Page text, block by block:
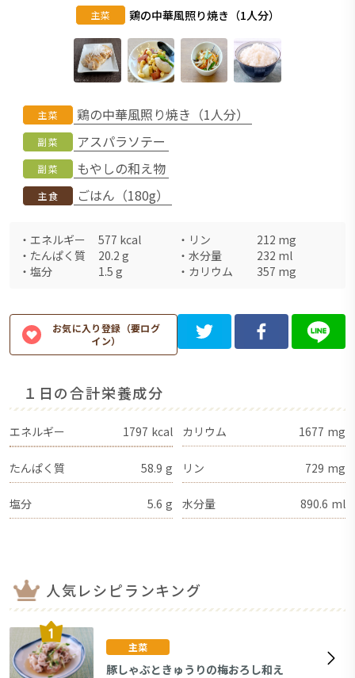
主菜 鶏の中華風照り焼き（1人分）
主菜 鶏の中華風照り焼き（1人分）
副菜 アスパラソテー
副菜 もやしの和え物
主食 ごはん（180g）
・ エネルギー 577 kcal ・ リン 212 mg
・ たんぱく質 20.2 g ・ 水分量 232 ml
・ 塩分 1.5 g ・ カリウム 357 mg
お気に入り登録（要ログ
イン）
１日の合計栄養成分
エネルギー 1797 kcal カリウム 1677 mg
たんぱく質 58.9 g リン 729 mg
塩分 5.6 g 水分量 890.6 ml
人気レシピランキング
主菜
豚しゃぶときゅうりの梅おろし和え